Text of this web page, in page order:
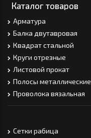
Каталог товаров
Арматура
Балка двутавровая
Квадрат стальной
Круги отрезные
Листовой прокат
Полосы металлические
Проволока вязальная
Сетки рабица